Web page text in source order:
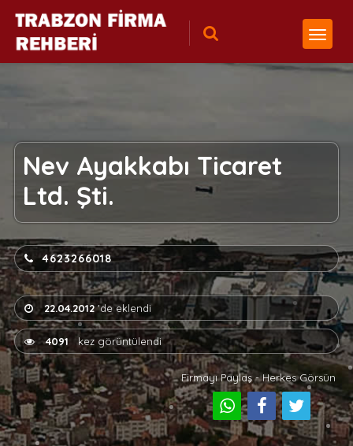
Nev Ayakkabı Ticaret
Ltd. Şti.
4623266018
22.04.2012'de eklendi
4091 kez görüntülendi
Firmayı Paylaş - Herkes Görsün